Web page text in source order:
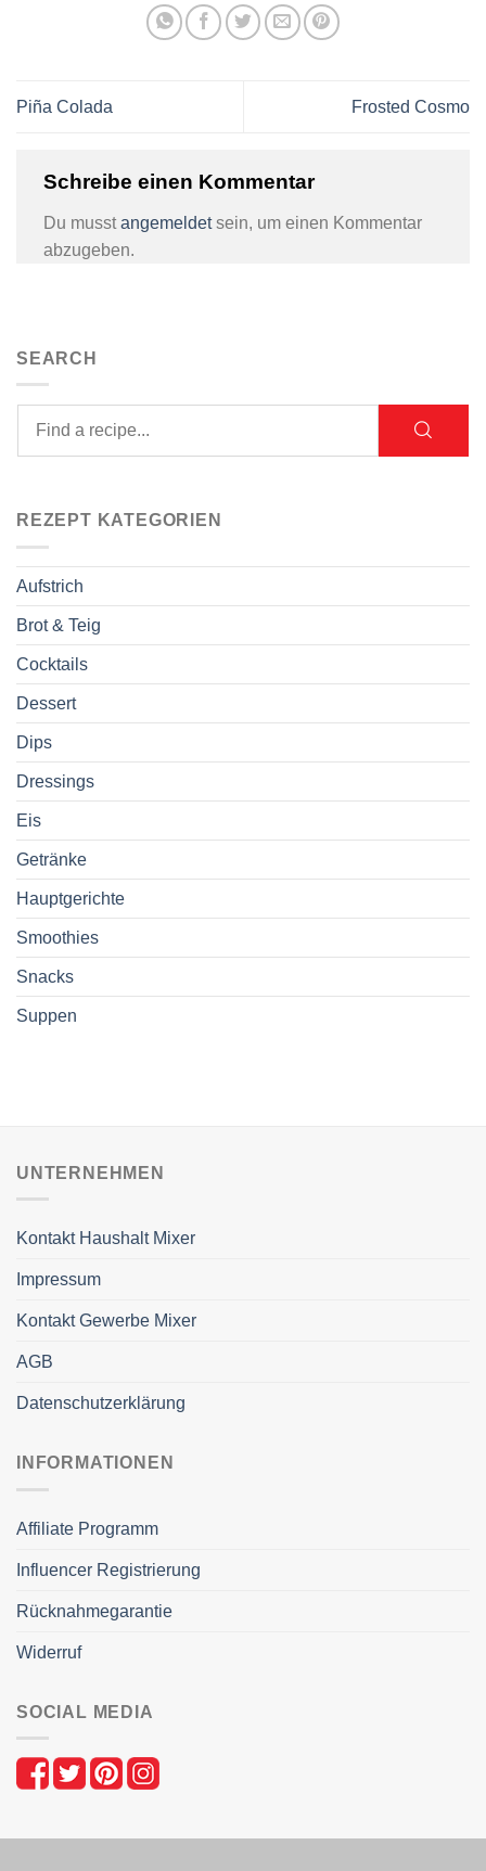
Piña Colada Frosted Cosmo
Schreibe einen Kommentar
Du musstangemeldetsein, um einen Kommentar
abzugeben.
SEARCH
REZEPT KATEGORIEN
Aufstrich
Brot & Teig
Cocktails
Dessert
Dips
Dressings
Eis
Getränke
Hauptgerichte
Smoothies
Snacks
Suppen
UNTERNEHMEN
Kontakt Haushalt Mixer
Impressum
Kontakt Gewerbe Mixer
AGB
Datenschutzerklärung
INFORMATIONEN
Affiliate Programm
Influencer Registrierung
Rücknahmegarantie
Widerruf
SOCIAL MEDIA